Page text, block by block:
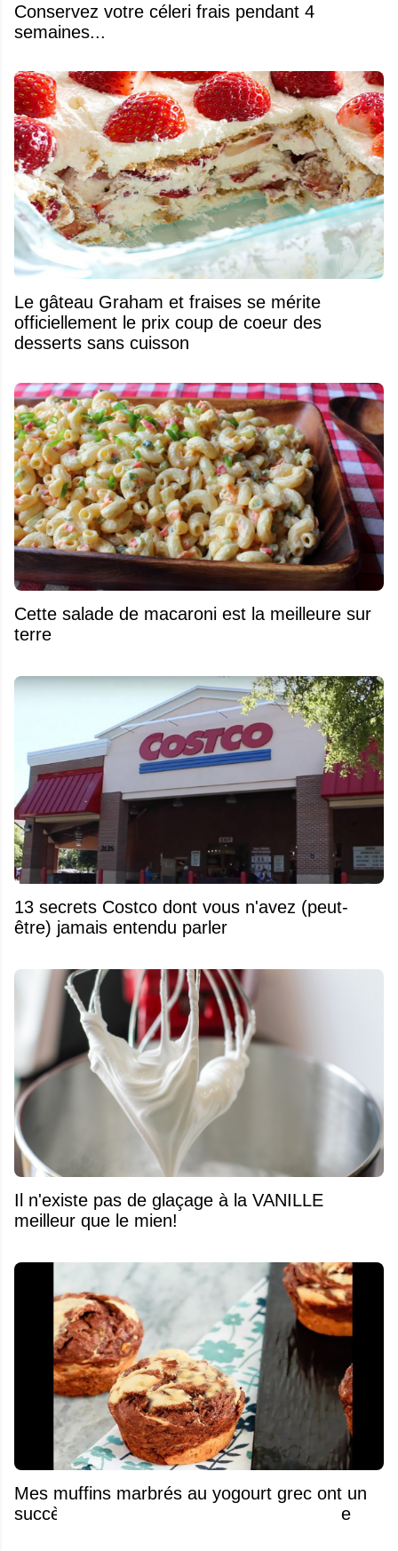
Conservez votre céleri frais pendant 4
semaines...
Le gâteau Graham et fraises se mérite
officiellement le prix coup de coeur des
desserts sans cuisson
Cette salade de macaroni est la meilleure sur
terre
13 secrets Costco dont vous n'avez (peut-
être) jamais entendu parler
Il n'existe pas de glaçage à la VANILLE
meilleur que le mien!
Mes muffins marbrés au yogourt grec ont un
succès fou à chaque fois que je les cuisine